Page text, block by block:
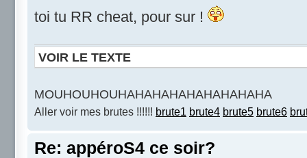
toi tu RR cheat, pour sur !
VOIR LE TEXTE
MOUHOUHOUHAHAHAHAHAHAHAHAHA
Aller voir mes brutes !!!!!! brute1 brute4 brute5 brute6
Re: appéroS4 ce soir?